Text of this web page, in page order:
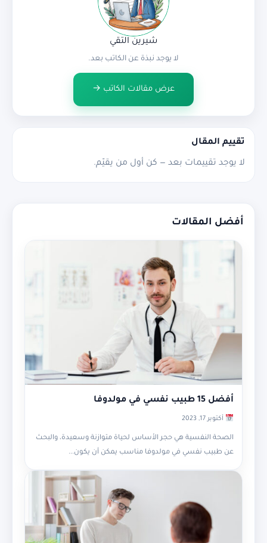
شيرين التقي
لا يوجد نبذة عن الكاتب بعد.
عرض مقالات الكاتب →
تقييم المقال
لا يوجد تقييمات بعد — كن أول من يقيّم.
أفضل المقالات
أفضل 15 طبيب نفسي في مولدوفا
أكتوبر 17, 2023
الصحة النفسية هي حجر الأساس لحياة متوازنة وسعيدة، والبحث
عن طبيب نفسي في مولدوفا مناسب يمكن أن يكون...